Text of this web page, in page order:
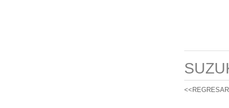
<<REGRESAR